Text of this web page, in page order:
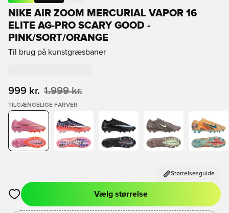
NIKE AIR ZOOM MERCURIAL VAPOR 16
ELITE AG-PRO SCARY GOOD -
PINK/SORT/ORANGE
Til brug på kunstgræsbaner
999 kr. 1.999 kr.
TILGÆNGELIGE FARVER
Størrelsesguide
Åbner en Modal til at logge ind eller tilmelde dig som medlem
Vælg størrelse